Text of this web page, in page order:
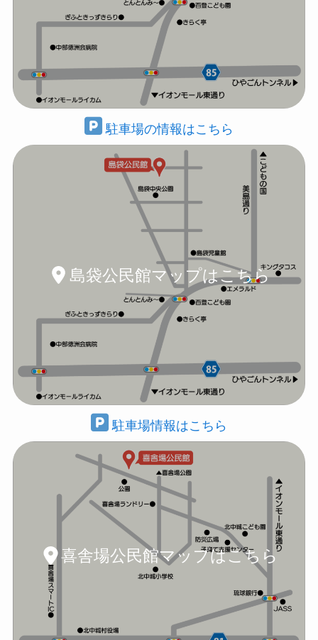
駐車場の情報はこちら
島袋公民館マップはこちら
駐車場情報はこちら
喜舎場公民館マップはこちら